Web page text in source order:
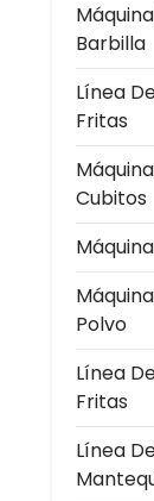
Barbilla
Línea
Fritas
Cubitos
Polvo
Línea
Fritas
Línea